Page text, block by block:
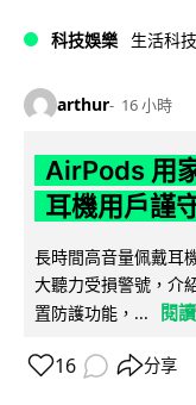
科技娛樂 生活科技
arthur 16 小時
AirPods 用
耳機用戶謹
長時間高音量佩戴耳
大聽力受損警號，介
置防護功能，...
閱
16 分享